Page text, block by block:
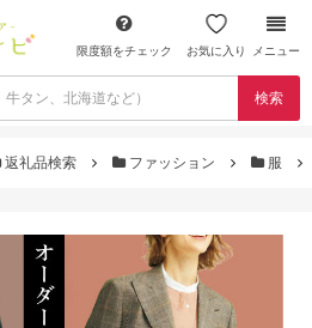
限度額をチェック お気に入り メニュー
検索
返礼品検索 ファッション 服